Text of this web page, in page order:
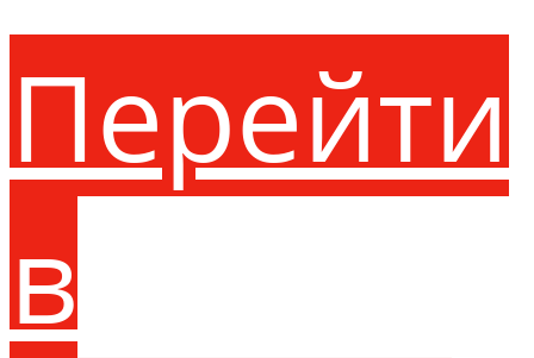
Перейти
в